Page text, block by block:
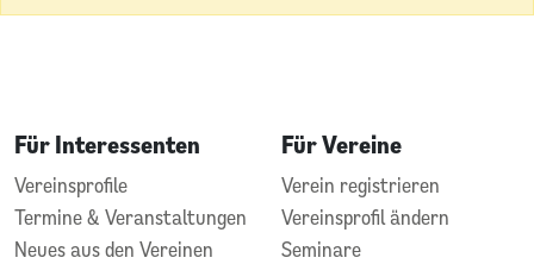
Für Interessenten
Vereinsprofile
Termine & Veranstaltungen
Neues aus den Vereinen
Für Vereine
Verein registrieren
Vereinsprofil ändern
Seminare